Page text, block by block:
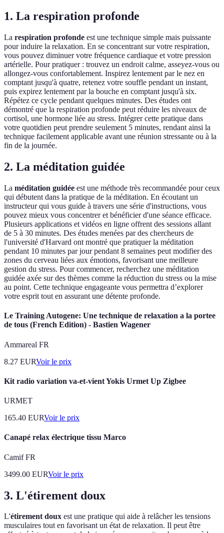
1. La respiration profonde
La respiration profonde est une technique simple mais puissante
pour induire la relaxation. En se concentrant sur votre respiration,
vous pouvez diminuer votre fréquence cardiaque et votre pression
artérielle. Pour pratiquer : trouvez un endroit calme, asseyez-vous ou
allongez-vous confortablement. Inspirez lentement par le nez en
comptant jusqu'à quatre, retenez votre souffle pendant un instant,
puis expirez lentement par la bouche en comptant jusqu'à six.
Répétez ce cycle pendant quelques minutes. Des études ont
démontré que la respiration profonde peut réduire les niveaux de
cortisol, une hormone liée au stress. Intégrer cette pratique dans
votre quotidien peut prendre seulement 5 minutes, rendant ainsi la
technique facilement applicable avant une réunion stressante ou à la
fin de la journée.
2. La méditation guidée
La méditation guidée est une méthode très recommandée pour ceux
qui débutent dans la pratique de la méditation. En écoutant un
instructeur qui vous guide à travers une série d'instructions, vous
pouvez mieux vous concentrer et bénéficier d'une séance efficace.
Plusieurs applications et vidéos en ligne offrent des sessions allant
de 5 à 30 minutes. Des études menées par des chercheurs de
l'université d'Harvard ont montré que pratiquer la méditation
pendant 10 minutes par jour pendant 8 semaines peut modifier des
zones du cerveau liées aux émotions, favorisant une meilleure
gestion du stress. Pour commencer, recherchez une méditation
guidée axée sur des thèmes comme la réduction du stress ou la mise
au point. Cette technique engageante vous permettra d’explorer
votre esprit tout en assurant une détente profonde.
Le Training Autogene: Une technique de relaxation a la portee
de tous (French Edition) - Bastien Wagener
Ammareal FR
8.27 EURVoir le prix
Kit radio variation va-et-vient Yokis Urmet Up Zigbee
URMET
165.40 EURVoir le prix
Canapé relax électrique tissu Marco
Camif FR
3499.00 EURVoir le prix
3. L'étirement doux
L'étirement doux est une pratique qui aide à relâcher les tensions
musculaires tout en favorisant un état de relaxation. Il peut être